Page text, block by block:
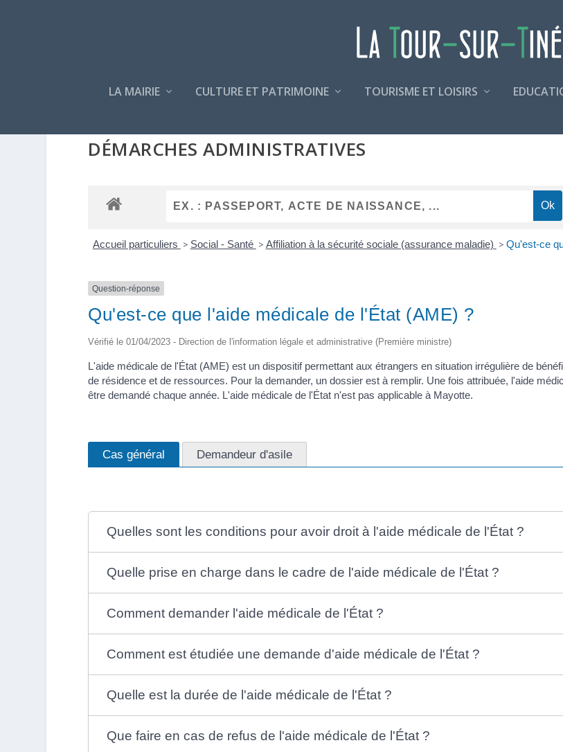
LA MAIRIE CULTURE ET PATRIMOINE TOURISME ET LOISIRS
DÉMARCHES ADMINISTRATIVES
Accueil particuliers > Social - Santé > Affiliation à la sécurité sociale (assurance maladie) > Qu'est-ce
Question-réponse
Qu'est-ce que l'aide médicale de l'État (AME) ?
Vérifié le 01/04/2023 - Direction de l'information légale et administrative (Première ministre)
L'aide médicale de l'État (AME) est un dispositif permettant aux étrangers en situation irrégulière de
de résidence et de ressources. Pour la demander, un dossier est à remplir. Une fois attribuée, l'aide
être demandé chaque année. L'aide médicale de l'État n'est pas applicable à Mayotte.
Cas général Demandeur d'asile
Quelles sont les conditions pour avoir droit à l'aide médicale de l'État ?
Quelle prise en charge dans le cadre de l'aide médicale de l'État ?
Comment demander l'aide médicale de l'État ?
Comment est étudiée une demande d'aide médicale de l'État ?
Quelle est la durée de l'aide médicale de l'État ?
Que faire en cas de refus de l'aide médicale de l'État ?